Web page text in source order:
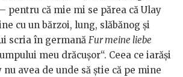
pentru că mie mi se părea că Ulay
cu un bărzoi, lung, slăbănog şi
scria în germană Fur meine liebe
meu drăcuşor“. Ceea ce iarăşi
avea de unde să ştie că pe mine